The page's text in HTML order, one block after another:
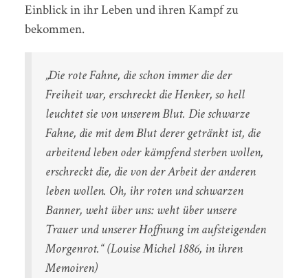
Einblick in ihr Leben und ihren Kampf zu
bekommen.
„Die rote Fahne, die schon immer die der
Freiheit war, erschreckt die Henker, so hell
leuchtet sie von unserem Blut. Die schwarze
Fahne, die mit dem Blut derer getränkt ist, die
arbeitend leben oder kämpfend sterben wollen,
erschreckt die, die von der Arbeit der anderen
leben wollen. Oh, ihr roten und schwarzen
Banner, weht über uns: weht über unsere
Trauer und unserer Hoffnung im aufsteigenden
Morgenrot.“ (Louise Michel 1886, in ihren
Memoiren)